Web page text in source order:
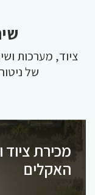
ציוד, מערכות
של
מכירת ציוד
האקלים